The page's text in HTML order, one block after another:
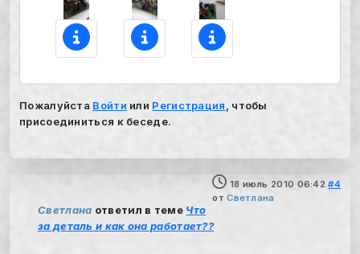
Пожалуйста Войти или Регистрация
, чтобы
присоединиться к беседе.
18 июль 2010 06:42 #4
отСветлана
Светлана ответил в теме Что
за деталь и как она работает??